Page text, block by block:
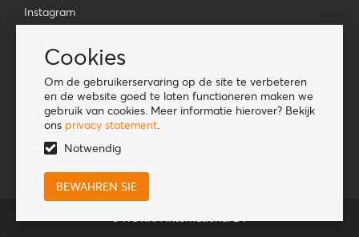
Cookies
Om de gebruikerservaring op de site te verbeteren
en de website goed te laten functioneren maken we
gebruik van cookies. Meer informatie hierover? Bekijk
ons privacy statement.
Notwendig
Instagram
TikTok
Informationen
Lookbook
Become a retailer
© HORKA International BV